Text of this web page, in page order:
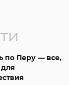
по Перу — все,